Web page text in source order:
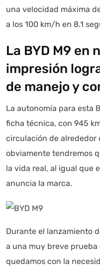
una velocidad máxima
a los 100 km/h en 8.1
La BYD M9 en
impresión
de manejo y
La autonomía para esta
ficha técnica, con 945
circulación de alrededor
obviamente tendremos
la vida real, al igual que
anuncia la marca.
Durante el lanzamiento
a una muy breve
quedamos con la